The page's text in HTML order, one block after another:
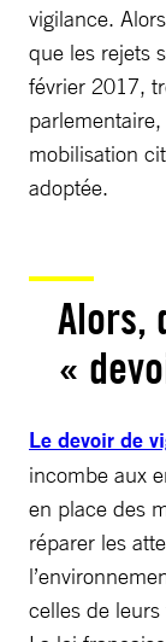
vigilance.
que les rejets
février 2017,
mobilisation
adoptée.
Alors,
«
Le devoir de
incombe aux
en place des
réparer les
celles de